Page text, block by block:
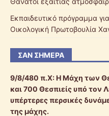
Εκπαιδευτικό πρόγραμμα
Οικολογική Πρωτοβουλία
ΣΑΝ ΣΉΜΕΡΑ
9/8/480 π.Χ:Η Μάχη των
και 700 Θεσπιείς υπό τον
υπέρτερες περσικές
της μάχης.